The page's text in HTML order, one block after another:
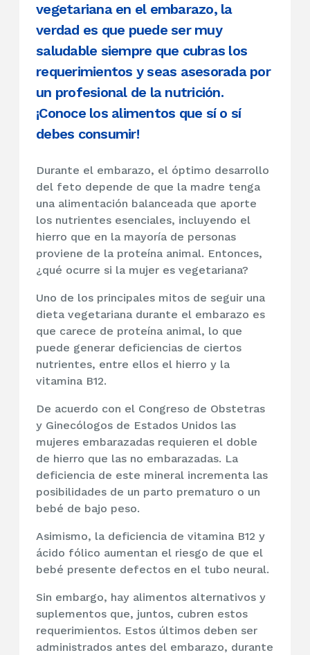
vegetariana en el embarazo, la
verdad es que puede ser muy
saludable siempre que cubras los
requerimientos y seas asesorada por
un profesional de la nutrición.
¡Conoce los alimentos que sí o sí
debes consumir!
Durante el embarazo, el óptimo desarrollo
del feto depende de que la madre tenga
una alimentación balanceada que aporte
los nutrientes esenciales, incluyendo el
hierro que en la mayoría de personas
proviene de la proteína animal. Entonces,
¿qué ocurre si la mujer es vegetariana?
Uno de los principales mitos de seguir una
dieta vegetariana durante el embarazo es
que carece de proteína animal, lo que
puede generar deficiencias de ciertos
nutrientes, entre ellos el hierro y la
vitamina B12.
De acuerdo con el Congreso de Obstetras
y Ginecólogos de Estados Unidos las
mujeres embarazadas requieren el doble
de hierro que las no embarazadas. La
deficiencia de este mineral incrementa las
posibilidades de un parto prematuro o un
bebé de bajo peso.
Asimismo, la deficiencia de vitamina B12 y
ácido fólico aumentan el riesgo de que el
bebé presente defectos en el tubo neural.
Sin embargo, hay alimentos alternativos y
suplementos que, juntos, cubren estos
requerimientos. Estos últimos deben ser
administrados antes del embarazo, durante